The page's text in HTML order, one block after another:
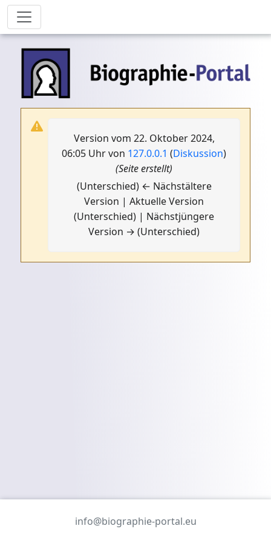
Version vom 22. Oktober 2024,
06:05 Uhr von 127.0.0.1 (Diskussion)
(Seite erstellt)
(Unterschied) ← Nächstältere
Version | Aktuelle Version
(Unterschied) | Nächstjüngere
Version → (Unterschied)
info@biographie-portal.eu